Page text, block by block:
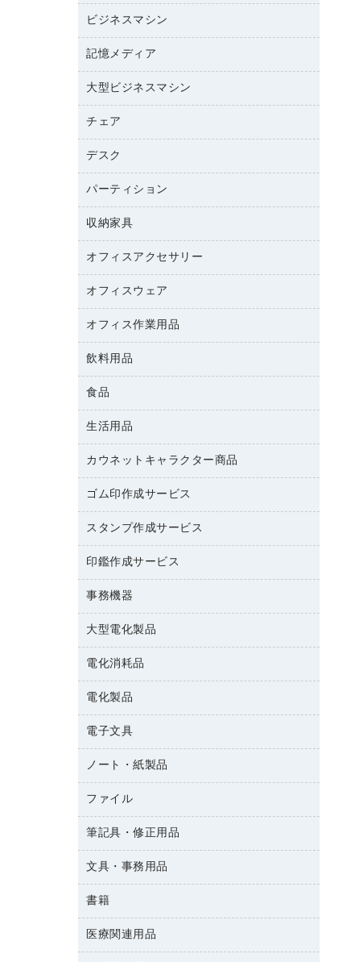
リサイクルトナー（リターン方式）
リサイクルトナー（プール方式）
リサイクルインクカートリッジ
ファクシミリトナー
トナーカートリッジ
コピートナー
ワープロ用紙
ラベル用紙
プロッター用紙
ハガキ用紙
その他コピー用紙・プリンタ用紙
コピー用紙
パソコン周辺機器
マウスパッド
マウス
パソコンバッグ／収納用品
ネットワーク／ＬＡＮ機器
ネットワーク／ＬＡＮアクセサリー
セキュリティ用品
ＵＳＢハブ／ＵＳＢアクセサリー
ＯＡフィルター
ＯＡクリーナー／エアダスター
ＬＡＮケーブル
ＨＤＤ／ＳＳＤ
ディスプレイモニター
ビジネスマシン
電話機
レーザープリンタ／複合機
メモリーカード
プロジェクタ
ファクシミリ
デジタルカメラ
スキャナー
コピー機
記憶メディア
ブルーレイディスク
ＣＤ－ＲＷ
ＣＤ－Ｒ
メディア収納用品
大型ビジネスマシン
プリンタ
チェア
応接イス・ベンチ
オフィスチェア
デスク
ミーティングテーブル
デスク
カウンター
パーティション
ホワイトボード・黒板
収納家具
保管庫・書庫
ロッカー・下駄箱
その他収納
オフィスアクセサリー
オフィスアクセサリー
オフィスウェア
医療・介護・ワーキングウェア
ブラウス・シャツ
アウター
オフィス作業用品
養生用品
防災用備蓄食品・飲料
台車・脚立
倉庫収納用品
作業用雑貨
梱包用品
梱包用テープ
園芸用品
ペット用品
飲料用品
緑茶飲料
茶葉・インスタント
紅茶・バラエティ飲料
レギュラーコーヒー
ミルク・シュガー
ソフトドリンク
コーヒーメーカー・備品
インスタントコーヒー
食品
食品
生活用品
浴室用品
台所用洗剤
掃除用品
掃除用洗剤
洗濯用品
消臭・芳香剤
殺虫剤
飲食用消耗品
ハンドソープ・石鹸
トイレ用品
トイレ用洗剤
ティッシュペーパー
ダストボックス
タオル・アメニティ用品
スリッパ・サンダル・シューズ
カウネットキャラクター商品
カウネットキャラクター商品
ゴム印作成サービス
ゴム印作成サービス
ゴム印（一行印）作成サービス
ゴム印（フリーサイズ印）作成サービス
スタンプ作成サービス
シヤチハタスタンプ作成サービス
カウネットスタンプ作成サービス
印鑑作成サービス
印鑑作成サービス
事務機器
大型シュレッダー（共配）
レーザーポインター
ラミネートフィルム
ラミネータ
タイムレコーダー
シュレッダ
ＯＨＰ用品
大型電化製品
冷蔵庫・キッチン・調理家電
テレビ・ＡＶ機器
電化消耗品
電球・蛍光灯
乾電池・充電池
フィルム・カメラ用品
デスクライト
アルバム
懐中電灯・ライト
電化製品
掃除機・クリーナー
空調・季節家電
その他電化製品
キッチン・調理家電
ＯＡタップ／延長コード
電子文具
電卓
ラベルテープ
その他電子文具
ノート・紙製品
封筒
伝票
典礼用品
帳簿
額縁
ファイル
名刺整理用品
板目表紙・綴込表紙
背幅が伸びるファイル
統一伝票用ファイル
収納保存用品
筆記具・修正用品
万年筆
消しゴム
修正液・修正ペン
文具・事務用品
輪ゴム
両面テープ
名札
書籍
雑誌
医療関連用品